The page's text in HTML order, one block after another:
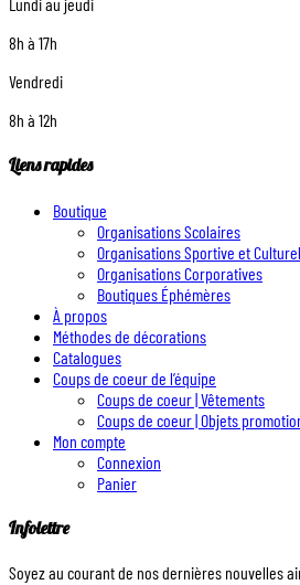
8h à 17h
Vendredi
8h à 12h
Liens rapides
Boutique
Organisations Scolaires
Organisations Sportive et
Organisations Corporatives
Boutiques Éphémères
À propos
Méthodes de décorations
Catalogues
Coups de coeur de l’équipe
Coups de coeur | Vêtements
Coups de coeur | Objets
Mon compte
Connexion
Panier
Infolettre
Soyez au courant de nos dernières nouvelles